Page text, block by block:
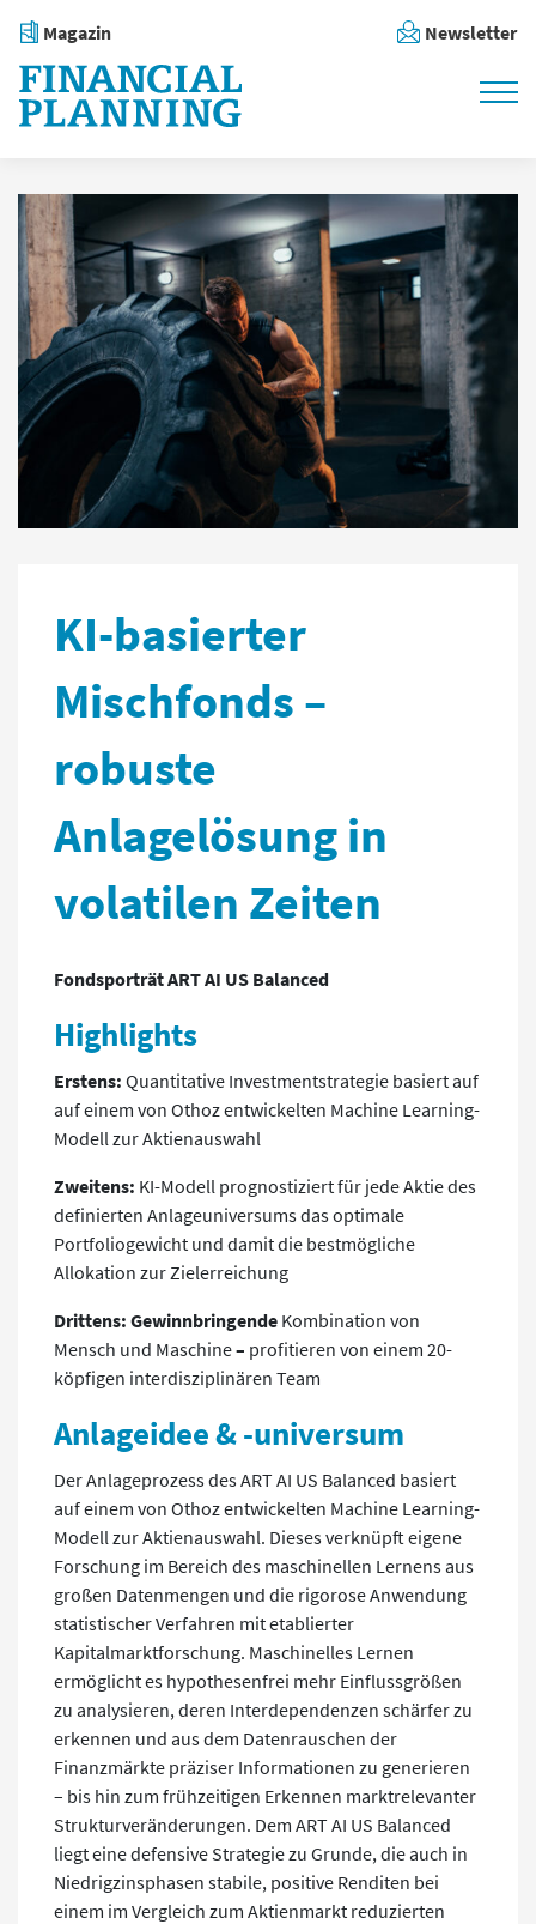
Magazin Newsletter
KI-basierter
Mischfonds –
robuste
Anlagelösung in
volatilen Zeiten
Fondsporträt ART AI US Balanced
Highlights
Erstens: Quantitative Investmentstrategie basiert auf
auf einem von Othoz entwickelten Machine Learning-
Modell zur Aktienauswahl
Zweitens: KI-Modell prognostiziert für jede Aktie des
definierten Anlageuniversums das optimale
Portfoliogewicht und damit die bestmögliche
Allokation zur Zielerreichung
Drittens: Gewinnbringende Kombination von
Mensch und Maschine– profitieren von einem 20-
köpfigen interdisziplinären Team
Anlageidee & -universum
Der Anlageprozess des ART AI US Balanced basiert
auf einem von Othoz entwickelten Machine Learning-
Modell zur Aktienauswahl. Dieses verknüpft eigene
Forschung im Bereich des maschinellen Lernens aus
großen Datenmengen und die rigorose Anwendung
statistischer Verfahren mit etablierter
Kapitalmarktforschung. Maschinelles Lernen
ermöglicht es hypothesenfrei mehr Einflussgrößen
zu analysieren, deren Interdependenzen schärfer zu
erkennen und aus dem Datenrauschen der
Finanzmärkte präziser Informationen zu generieren
– bis hin zum frühzeitigen Erkennen marktrelevanter
Strukturveränderungen. Dem ART AI US Balanced
liegt eine defensive Strategie zu Grunde, die auch in
Niedrigzinsphasen stabile, positive Renditen bei
einem im Vergleich zum Aktienmarkt reduzierten